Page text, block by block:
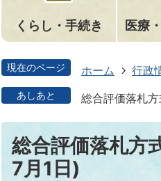
くらし・手続き 医療
現在のページ ホーム 行政
あしあと 総合評価落札
総合評価落札方
7月1日)